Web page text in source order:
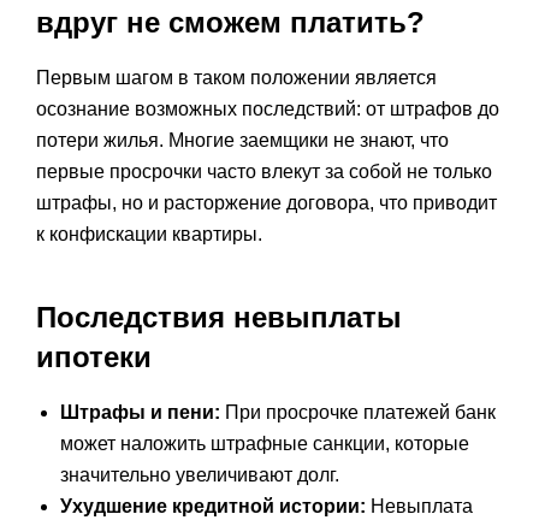
вдруг не сможем платить?
Первым шагом в таком положении является
осознание возможных последствий: от штрафов до
потери жилья. Многие заемщики не знают, что
первые просрочки часто влекут за собой не только
штрафы, но и расторжение договора, что приводит
к конфискации квартиры.
Последствия невыплаты
ипотеки
Штрафы и пени: При просрочке платежей банк
может наложить штрафные санкции, которые
значительно увеличивают долг.
Ухудшение кредитной истории: Невыплата